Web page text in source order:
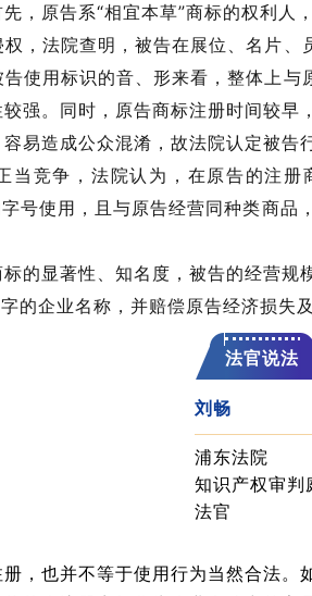
先，原告系“相宜本草”商标的权利人
，法院查明，被告在展位、名片
使用标识的音、形来看，整体上与
强。同时，原告商标注册时间较
易造成公众混淆，故法院认定被告
当竞争，法院认为，在原告的注
号使用，且与原告经营同种类商
的显著性、知名度，被告的经营
的企业名称，并赔偿原告经济损失
法官说法
刘畅
浦东法院
知识产权审判
法官
，也并不等于使用行为当然合法